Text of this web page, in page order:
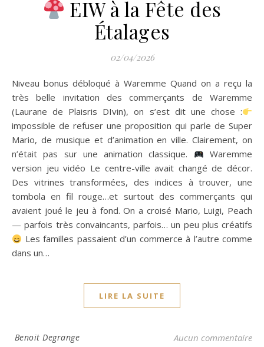
EIW à la Fête des
Étalages
02/04/2026
Niveau bonus débloqué à Waremme Quand on a reçu la
très belle invitation des commerçants de Waremme
(Laurane de Plaisris DIvin), on s’est dit une chose :
impossible de refuser une proposition qui parle de Super
Mario, de musique et d’animation en ville. Clairement, on
n’était pas sur une animation classique.
Waremme
version jeu vidéo Le centre-ville avait changé de décor.
Des vitrines transformées, des indices à trouver, une
tombola en fil rouge…et surtout des commerçants qui
avaient joué le jeu à fond. On a croisé Mario, Luigi, Peach
— parfois très convaincants, parfois… un peu plus créatifs
Les familles passaient d’un commerce à l’autre comme
dans un…
LIRE LA SUITE
Benoit Degrange Aucun commentaire